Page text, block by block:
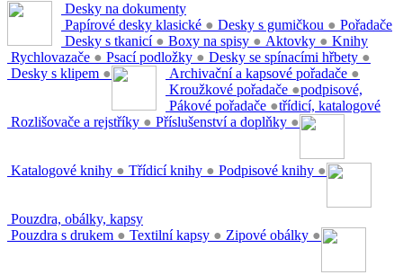
Desky na dokumenty
Papírové desky klasické ● Desky s gumičkou ●
Desky s tkanicí ● Boxy na spisy ● Aktovky ●
Rychlovazače ● Psací podložky ● Desky se spínacími hřbety ●
Desky s klipem ●
Pořadače
Archivační a kapsové pořadače ●
Kroužkové pořadače ●
Pákové pořadače ●
Rozlišovače a rejstříky ● Příslušenství a doplňky ●
Knihy
podpisové,
třídicí, katalogové
Katalogové knihy ● Třídicí knihy ● Podpisové knihy ●
Pouzdra, obálky, kapsy
Pouzdra s drukem ● Textilní kapsy ● Zipové obálky ●